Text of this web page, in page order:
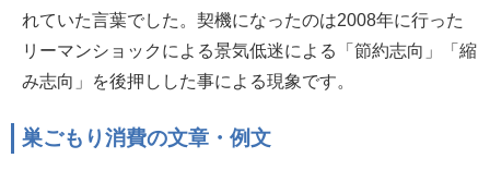
れていた言葉でした。契機になったのは2008年に行った
リーマンショックによる景気低迷による「節約志向」「縮
み志向」を後押しした事による現象です。
巣ごもり消費の文章・例文